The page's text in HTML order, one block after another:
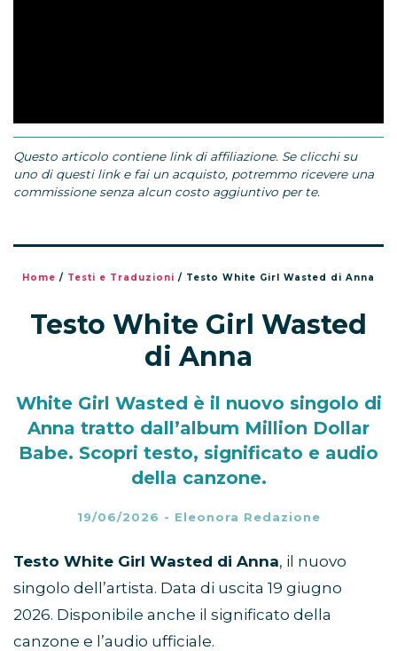
Questo articolo contiene link di affiliazione. Se clicchi su
uno di questi link e fai un acquisto, potremmo ricevere una
commissione senza alcun costo aggiuntivo per te.
Home / Testi e Traduzioni / Testo White Girl Wasted di Anna
Testo White Girl Wasted
di Anna
White Girl Wasted è il nuovo singolo di
Anna tratto dall’album Million Dollar
Babe. Scopri testo, significato e audio
della canzone.
19/06/2026 - Eleonora Redazione
Testo White Girl Wasted di Anna, il nuovo
singolo dell’artista. Data di uscita 19 giugno
2026. Disponibile anche il significato della
canzone e l’audio ufficiale.